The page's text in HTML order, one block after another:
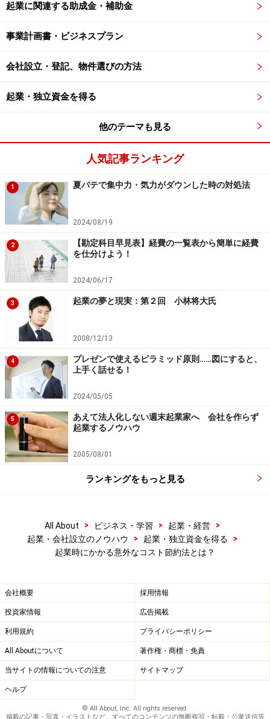
起業に関連する助成金・補助金
事業計画書・ビジネスプラン
会社設立・登記、物件選びの方法
起業・独立資金を得る
他のテーマも見る
人気記事ランキング
1 夏バテで集中力・気力がダウンした時の対処法
2024/08/19
2
【勘定科目早見表】経費の一覧表から簡単に経費
を仕分けよう！
2024/06/17
3 起業の夢と現実：第２回 小林将大氏
2008/12/13
4
プレゼンで使えるピラミッド原則……図にすると、
上手く話せる！
2024/05/05
5
あえて法人化しない週末起業家へ 会社を作らず
起業するノウハウ
2005/08/01
ランキングをもっと見る
All About > ビジネス・学習 > 起業・経営
>
起業・会社設立のノウハウ
> 起業・独立資金を得る
>
起業時にかかる意外なコスト節約法とは？
会社概要 採用情報
投資家情報 広告掲載
利用規約 プライバシーポリシー
All Aboutについて 著作権・商標・免責
当サイトの情報についての注意 サイトマップ
ヘルプ
© All About, Inc. All rights reserved.
掲載の記事・写真・イラストなど、すべてのコンテンツの無断複写・転載・公衆送信等